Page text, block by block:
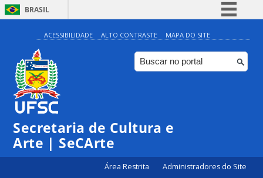
BRASIL
Simplifique!
Comunica BR
Participe
ACESSIBILIDADE ALTO CONTRASTE MAPA DO SITE
Secretaria de Cultura e
Arte | SeCArte
Área Restrita Administradores do Site